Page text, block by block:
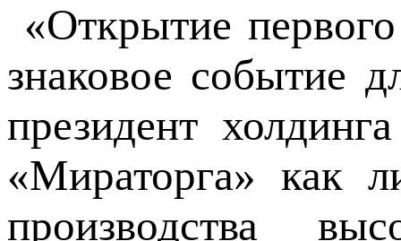
«Открытие
знаковое событие
президент
«Мираторга» как
производства